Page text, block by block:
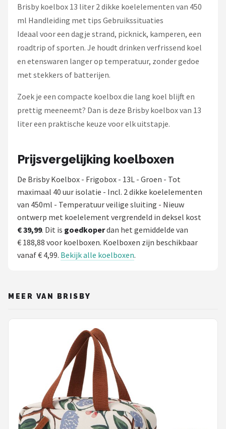
Brisby koelbox 13 liter 2 dikke koelelementen van 450
ml Handleiding met tips Gebruikssituaties
Ideaal voor een dagje strand, picknick, kamperen, een
roadtrip of sporten. Je houdt drinken verfrissend koel
en etenswaren langer op temperatuur, zonder gedoe
met stekkers of batterijen.
Zoek je een compacte koelbox die lang koel blijft en
prettig meeneemt? Dan is deze Brisby koelbox van 13
liter een praktische keuze voor elk uitstapje.
Prijsvergelijking koelboxen
De Brisby Koelbox - Frigobox - 13L - Groen - Tot
maximaal 40 uur isolatie - Incl. 2 dikke koelelementen
van 450ml - Temperatuur veilige sluiting - Nieuw
ontwerp met koelelement vergrendeld in deksel kost
€ 39,99. Dit is goedkoperdan het gemiddelde van
€ 188,88 voor koelboxen. Koelboxen zijn beschikbaar
vanaf € 4,99. Bekijk alle koelboxen.
MEER VAN BRISBY